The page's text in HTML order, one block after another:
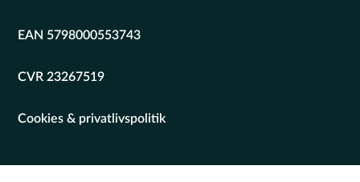
EAN 5798000553743
CVR 23267519
Cookies & privatlivspolitik